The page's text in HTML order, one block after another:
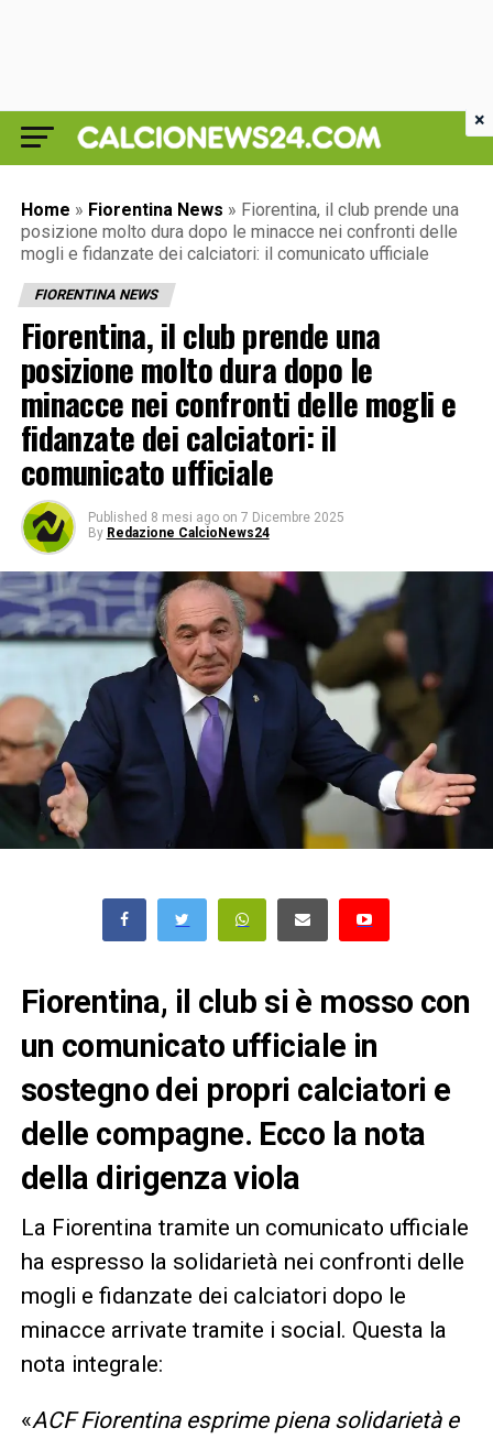
Home » Fiorentina News » Fiorentina, il club prende una
posizione molto dura dopo le minacce nei confronti delle
mogli e fidanzate dei calciatori: il comunicato ufficiale
FIORENTINA NEWS
Fiorentina, il club prende una
posizione molto dura dopo le
minacce nei confronti delle mogli e
fidanzate dei calciatori: il
comunicato ufficiale
Published 8 mesi ago on 7 Dicembre 2025
By Redazione CalcioNews24
Fiorentina, il club si è mosso con
un comunicato ufficiale in
sostegno dei propri calciatori e
delle compagne. Ecco la nota
della dirigenza viola
La Fiorentina tramite un comunicato ufficiale
ha espresso la solidarietà nei confronti delle
mogli e fidanzate dei calciatori dopo le
minacce arrivate tramite i social. Questa la
nota integrale:
«ACF Fiorentina esprime piena solidarietà e
×